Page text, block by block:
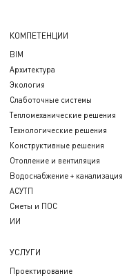
КОМПЕТЕНЦИИ
BIM
Архитектура
Экология
Слаботочные системы
Тепломеханические решения
Технологические решения
Конструктивные решения
Отопление и вентиляция
Водоснабжение + канализация
АСУТП
Сметы и ПОС
ИИ
УСЛУГИ
Проектирование